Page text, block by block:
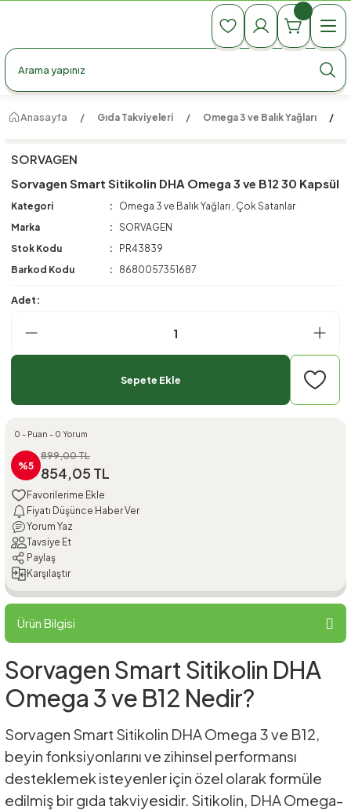
990 TL Üzeri Ücretsiz Kargo
990 TL Üzeri Ücretsiz Kargo
Anasayfa Gıda Takviyeleri Omega 3 ve Balık Yağları
SORVAGEN
Sorvagen Smart Sitikolin DHA Omega 3 ve B12 30 Kapsül
Kategori Omega 3 ve Balık Yağları , Çok Satanlar
Marka
SORVAGEN
Stok Kodu
PR43839
Barkod Kodu
8680057351687
Adet:
Sepete Ekle
0 - Puan - 0 Yorum
%5
899,00 TL
854,05 TL
Fiyatı Düşünce Haber Ver
Yorum Yaz
Tavsiye Et
Paylaş
Karşılaştır
Ürün Bilgisi
Sorvagen Smart Sitikolin DHA
Omega 3 ve B12 Nedir?
Sorvagen Smart Sitikolin DHA Omega 3 ve B12,
beyin fonksiyonlarını ve zihinsel performansı
desteklemek isteyenler için özel olarak formüle
edilmiş bir gıda takviyesidir. Sitikolin, DHA Omega-